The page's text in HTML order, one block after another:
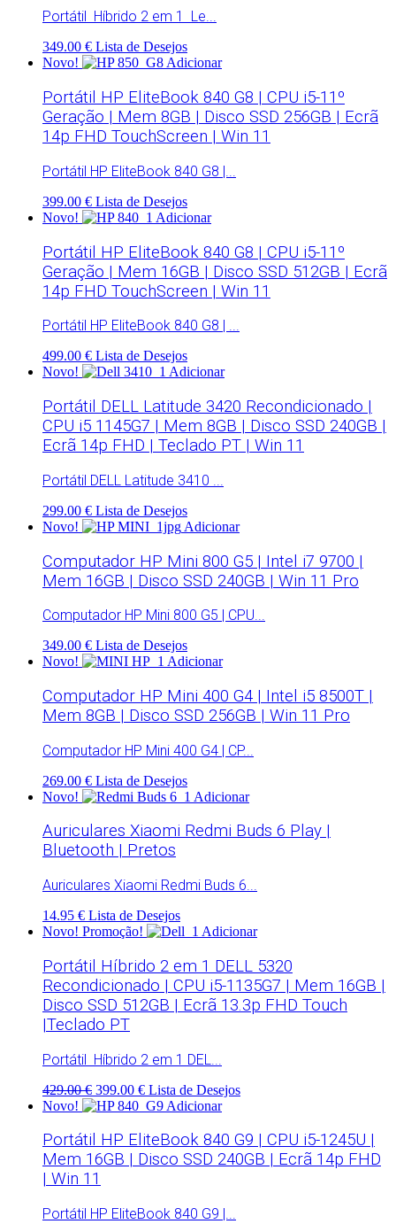
Portátil Híbrido 2 em 1 Le...
349.00 € Lista de Desejos
Novo!
Adicionar
Portátil HP EliteBook 840 G8 | CPU i5-11º
Geração | Mem 8GB | Disco SSD 256GB | Ecrã
14p FHD TouchScreen | Win 11
Portátil HP EliteBook 840 G8 |...
399.00 € Lista de Desejos
Novo!
Adicionar
Portátil HP EliteBook 840 G8 | CPU i5-11º
Geração | Mem 16GB | Disco SSD 512GB | Ecrã
14p FHD TouchScreen | Win 11
Portátil HP EliteBook 840 G8 | ...
499.00 € Lista de Desejos
Novo!
Adicionar
Portátil DELL Latitude 3420 Recondicionado |
CPU i5 1145G7 | Mem 8GB | Disco SSD 240GB |
Ecrã 14p FHD | Teclado PT | Win 11
Portátil DELL Latitude 3410 ...
299.00 € Lista de Desejos
Novo!
Adicionar
Computador HP Mini 800 G5 | Intel i7 9700 |
Mem 16GB | Disco SSD 240GB | Win 11 Pro
Computador HP Mini 800 G5 | CPU...
349.00 € Lista de Desejos
Novo!
Adicionar
Computador HP Mini 400 G4 | Intel i5 8500T |
Mem 8GB | Disco SSD 256GB | Win 11 Pro
Computador HP Mini 400 G4 | CP...
269.00 € Lista de Desejos
Novo!
Adicionar
Auriculares Xiaomi Redmi Buds 6 Play |
Bluetooth | Pretos
Auriculares Xiaomi Redmi Buds 6...
14.95 € Lista de Desejos
Novo! Promoção! Adicionar
Portátil Híbrido 2 em 1 DELL 5320
Recondicionado | CPU i5-1135G7 | Mem 16GB |
Disco SSD 512GB | Ecrã 13.3p FHD Touch
|Teclado PT
Portátil Híbrido 2 em 1 DEL...
429.00 € 399.00 € Lista de Desejos
Novo!
Adicionar
Portátil HP EliteBook 840 G9 | CPU i5-1245U |
Mem 16GB | Disco SSD 240GB | Ecrã 14p FHD
| Win 11
Portátil HP EliteBook 840 G9 |...